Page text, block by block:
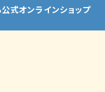
式オンラインショップ